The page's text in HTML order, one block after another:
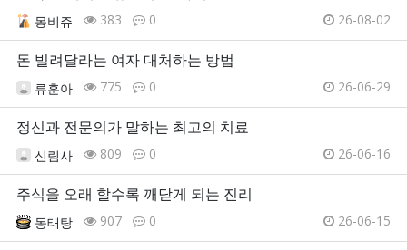
몽비쥬 383 0 26-08-02
돈 빌려달라는 여자 대처하는 방법
류훈아 775 0 26-06-29
정신과 전문의가 말하는 최고의 치료
신림사 809 0 26-06-16
주식을 오래 할수록 깨닫게 되는 진리
동태탕 907 0 26-06-15